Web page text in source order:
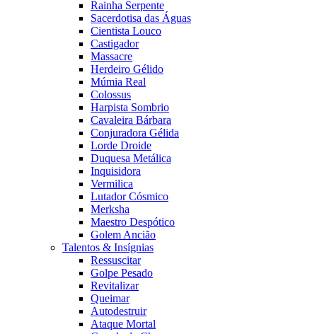
Rainha Serpente
Sacerdotisa das Águas
Cientista Louco
Castigador
Massacre
Herdeiro Gélido
Múmia Real
Colossus
Harpista Sombrio
Cavaleira Bárbara
Conjuradora Gélida
Lorde Droide
Duquesa Metálica
Inquisidora
Vermilica
Lutador Cósmico
Merksha
Maestro Despótico
Golem Ancião
Talentos & Insígnias
Ressuscitar
Golpe Pesado
Revitalizar
Queimar
Autodestruir
Ataque Mortal